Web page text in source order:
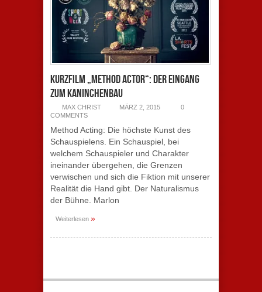
Kurzfilm „Method Actor“: Der Eingang
zum Kaninchenbau
MAX CHRIST MÄRZ 2, 2015
0
COMMENTS
Method Acting: Die höchste Kunst des
Schauspielens. Ein Schauspiel, bei
welchem Schauspieler und Charakter
ineinander übergehen, die Grenzen
verwischen und sich die Fiktion mit unserer
Realität die Hand gibt. Der Naturalismus
der Bühne. Marlon
Weiterlesen »